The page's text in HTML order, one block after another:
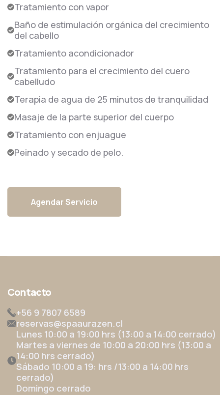
Tratamiento con vapor
Baño de estimulación orgánica del crecimiento
del cabello
Tratamiento acondicionador
Tratamiento para el crecimiento del cuero
cabelludo
Terapia de agua de 25 minutos de tranquilidad
Masaje de la parte superior del cuerpo
Tratamiento con enjuague
Peinado y secado de pelo.
Agendar Servicio
Contacto
+56 9 7807 6589
reservas@spaaurazen.cl
Lunes 10:00 a 19:00 hrs (13:00 a 14:00 cerrado)
Martes a viernes de 10:00 a 20:00 hrs (13:00 a
14:00 hrs cerrado)
Sábado 10:00 a 19: hrs /13:00 a 14:00 hrs
cerrado)
Domingo cerrado